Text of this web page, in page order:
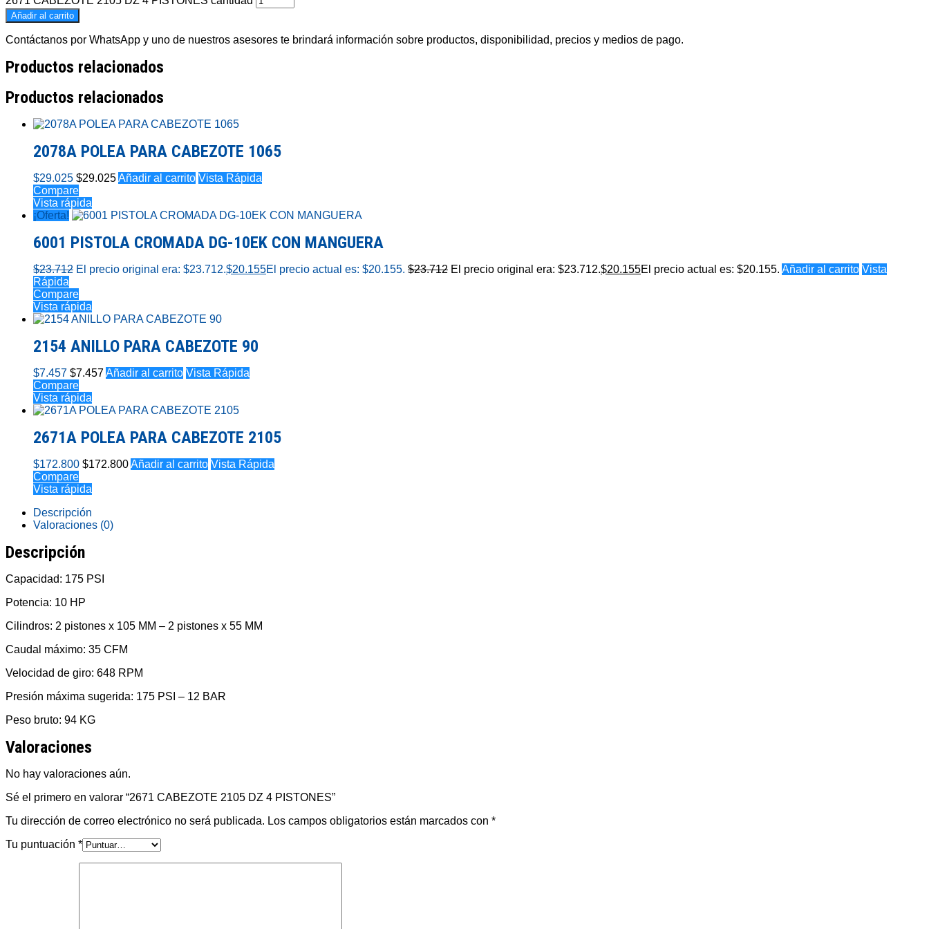
Añadir al carrito
Contáctanos por WhatsApp y uno de nuestros asesores te brindará información sobre productos, disponibilidad, precios y medios de pago.
Productos relacionados
Productos relacionados
2078A POLEA PARA CABEZOTE 1065
$29.025 $29.025Añadir al carrito Vista Rápida
Compare
Vista rápida
¡Oferta!
6001 PISTOLA CROMADA DG-10EK CON MANGUERA
$23.712 El precio original era: $23.712.$20.155El precio actual es: $20.155. $23.712 El precio original era: $23.712.$20.155El precio actual es: $20.155. Añadir al carrito Vista
Rápida
Compare
Vista rápida
2154 ANILLO PARA CABEZOTE 90
$7.457 $7.457Añadir al carrito Vista Rápida
Compare
Vista rápida
2671A POLEA PARA CABEZOTE 2105
$172.800 $172.800Añadir al carrito Vista Rápida
Compare
Vista rápida
Descripción
Valoraciones (0)
Descripción
Capacidad: 175 PSI
Potencia: 10 HP
Cilindros: 2 pistones x 105 MM – 2 pistones x 55 MM
Caudal máximo: 35 CFM
Velocidad de giro: 648 RPM
Presión máxima sugerida: 175 PSI – 12 BAR
Peso bruto: 94 KG
Valoraciones
No hay valoraciones aún.
Sé el primero en valorar “2671 CABEZOTE 2105 DZ 4 PISTONES”
Tu dirección de correo electrónico no será publicada. Los campos obligatorios están marcados con *
Tu puntuación *